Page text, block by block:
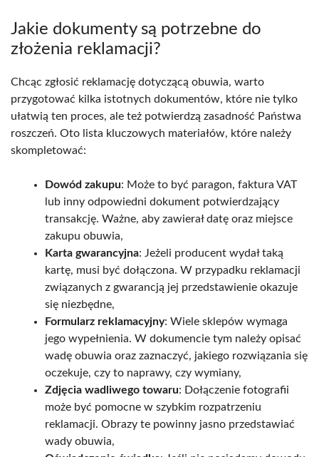
Jakie dokumenty są potrzebne do
złożenia reklamacji?
Chcąc zgłosić reklamację dotyczącą obuwia, warto
przygotować kilka istotnych dokumentów, które nie tylko
ułatwią ten proces, ale też potwierdzą zasadność Państwa
roszczeń. Oto lista kluczowych materiałów, które należy
skompletować:
Dowód zakupu: Może to być paragon, faktura VAT
lub inny odpowiedni dokument potwierdzający
transakcję. Ważne, aby zawierał datę oraz miejsce
zakupu obuwia,
Karta gwarancyjna: Jeżeli producent wydał taką
kartę, musi być dołączona. W przypadku reklamacji
związanych z gwarancją jej przedstawienie okazuje
się niezbędne,
Formularz reklamacyjny: Wiele sklepów wymaga
jego wypełnienia. W dokumencie tym należy opisać
wadę obuwia oraz zaznaczyć, jakiego rozwiązania się
oczekuje, czy to naprawy, czy wymiany,
Zdjęcia wadliwego towaru: Dołączenie fotografii
może być pomocne w szybkim rozpatrzeniu
reklamacji. Obrazy te powinny jasno przedstawiać
wady obuwia,